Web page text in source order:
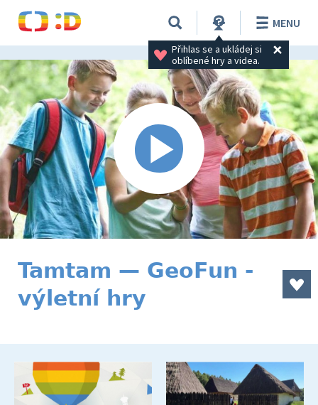
Přihlas se a ukládej si
oblíbené hry a videa.
MENU
Tamtam — GeoFun -
výletní hry